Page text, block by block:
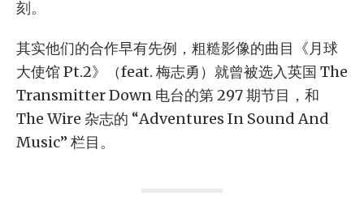
刻。
其实他们的合作早有先例，粗糙影像的曲目《月球
大使馆 Pt.2》（feat. 梅志勇）就曾被选入英国 The
Transmitter Down 电台的第 297 期节目，和
The Wire 杂志的 “Adventures In Sound And
Music” 栏目。